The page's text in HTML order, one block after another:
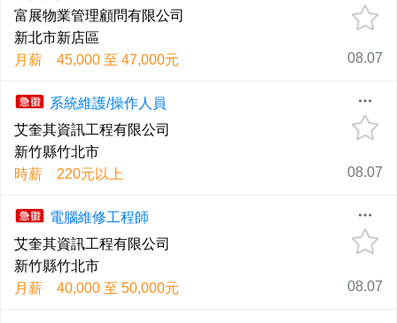
富展物業管理顧問有限公司
新北市新店區
月薪 45,000 至 47,000元
08.07
系統維護/操作人員
艾奎其資訊工程有限公司
新竹縣竹北市
時薪 220元以上
08.07
電腦維修工程師
艾奎其資訊工程有限公司
新竹縣竹北市
月薪 40,000 至 50,000元
08.07